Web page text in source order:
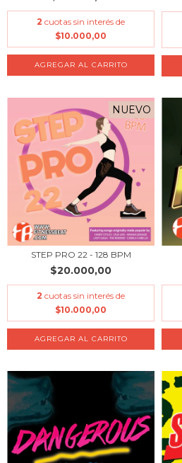
2 cuotas sin interés de
$10.000,00
NUEVO
STEP PRO 22 - 128 BPM
$20.000,00
2 cuotas sin interés de
$10.000,00